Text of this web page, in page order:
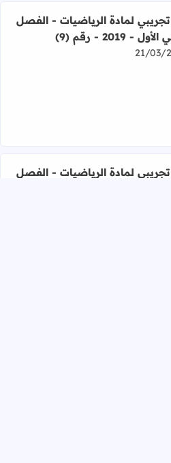
لمادة الرياضيات - الفصل الدراسي الأول -
تجريبي لمادة الرياضيات - الفصل
- 2019 - رقم (9)
21/03/
تجريبي لمادة الرياضيات - الفصل